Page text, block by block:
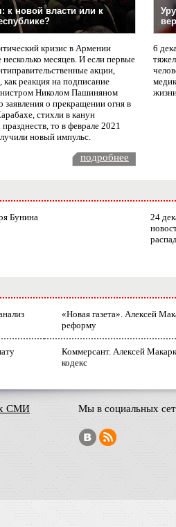
к новой власти или к
кризис в Армении
месяцев. И если первые
акции,
как реакция на подписание
Николом Пашиняном
заявления о прекращении огня в
стихли в канун
то в феврале 2021
новый импульс.
6
подробнее
Бунина
24
«Новая газета». Алексей
реформу
Коммерсант. Алексей
кодекс
СМИ Мы в социальных